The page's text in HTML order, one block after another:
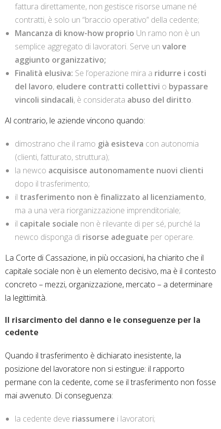
fattura direttamente, non gestisce risorse umane né
contratti, è solo un “braccio operativo” della cedente;
Mancanza di know-how proprio Un ramo non è un
semplice aggregato di lavoratori. Serve un valore
aggiunto organizzativo;
Finalità elusiva: Se l’operazione mira a ridurre i costi
del lavoro, eludere contratti collettivi o bypassare
vincoli sindacali, è considerata abuso del diritto.
Al contrario, le aziende vincono quando:
dimostrano che il ramo già esisteva con autonomia
(clienti, fatturato, struttura);
la newco acquisisce autonomamente nuovi clienti
dopo il trasferimento;
il trasferimento non è finalizzato al licenziamento,
ma a una vera riorganizzazione imprenditoriale;
il capitale sociale non è rilevante di per sé, purché la
newco disponga di risorse adeguate per operare.
La Corte di Cassazione, in più occasioni, ha chiarito che il
capitale sociale non è un elemento decisivo, ma è il contesto
concreto – mezzi, organizzazione, mercato – a determinare
la legittimità.
Il risarcimento del danno e le conseguenze per la
cedente
Quando il trasferimento è dichiarato inesistente, la
posizione del lavoratore non si estingue: il rapporto
permane con la cedente, come se il trasferimento non fosse
mai avvenuto. Di conseguenza:
la cedente deve riassumere i lavoratori;